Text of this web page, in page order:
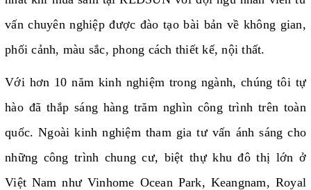
vấn chuyên nghiệp được đào tạo bài bản về không gian,
phối cảnh, màu sắc, phong cách thiết kế, nội thất.
Với hơn 10 năm kinh nghiệm trong ngành, chúng tôi tự
hào đã thắp sáng hàng trăm nghìn công trình trên toàn
quốc. Ngoài kinh nghiệm tham gia tư vấn ánh sáng cho
những công trình chung cư, biệt thự khu đô thị lớn ở
Việt Nam như Vinhome Ocean Park, Keangnam, Royal